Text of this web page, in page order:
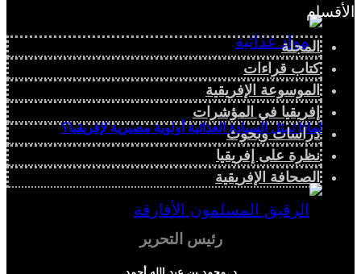
لماذا تمثل السيادة الغذائية أولوية مصيرية لإفريقيا؟
الأقسام
المجلة
كتاب قراءات
الموسوعة الإفريقية
إفريقيا في المؤشرات
دراسات وبحوث
نظرة على إفريقيا
الصحافة الإفريقية
رئيس التحرير